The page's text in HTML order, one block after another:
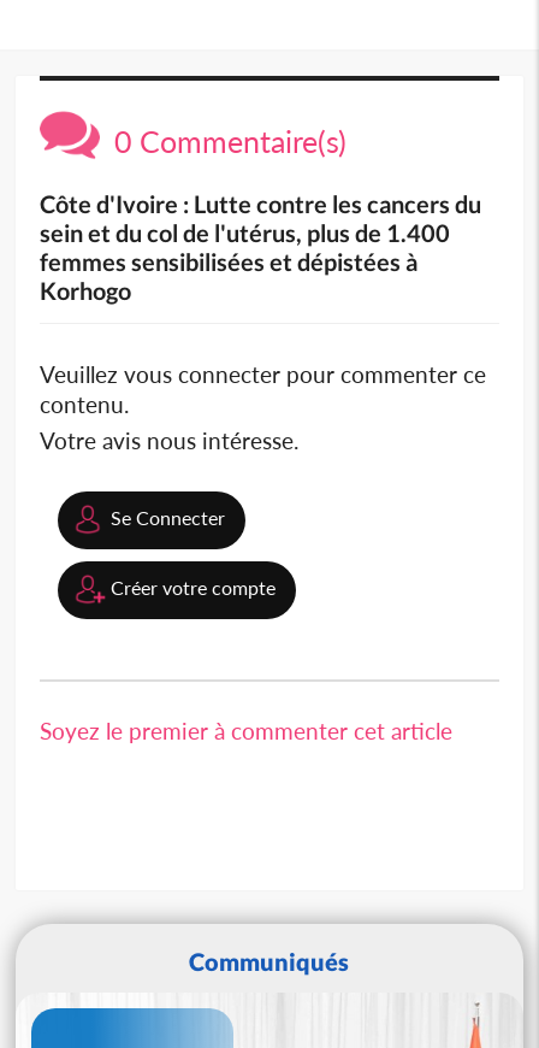
0 Commentaire(s)
Côte d'Ivoire : Lutte contre les cancers du
sein et du col de l'utérus, plus de 1.400
femmes sensibilisées et dépistées à
Korhogo
Veuillez vous connecter pour commenter ce
contenu.
Votre avis nous intéresse.
Se Connecter
Créer votre compte
Soyez le premier à commenter cet article
Communiqués